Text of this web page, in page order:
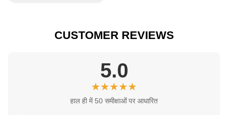
CUSTOMER REVIEWS
5.0
★★★★★
★★★★★
हाल ही में 50 समीक्षाओं पर आधारित